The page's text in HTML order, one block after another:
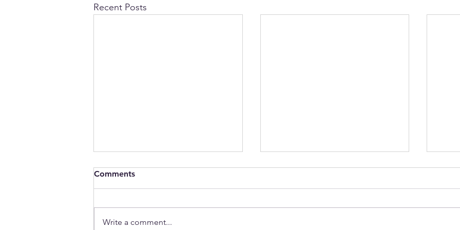
Recent Posts
Comments
Write a comment...